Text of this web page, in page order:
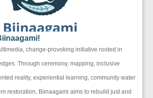
change-provoking initiative rooted in
Through ceremony, mapping, inclusive
reality, experiential learning, community water
restoration, Biinaagami aims to rebuild just and